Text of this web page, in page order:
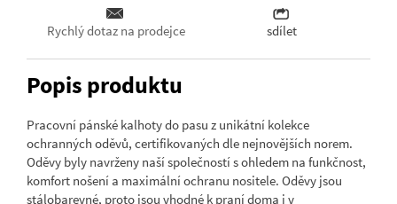
Rychlý dotaz na prodejce sdílet
Popis produktu
Pracovní pánské kalhoty do pasu z unikátní kolekce
ochranných oděvů, certifikovaných dle nejnovějších norem.
Oděvy byly navrženy naší společností s ohledem na funkčnost,
komfort nošení a maximální ochranu nositele. Oděvy jsou
stálobarevné, proto jsou vhodné k praní doma i v